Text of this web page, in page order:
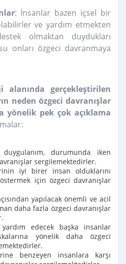
: İnsanlar bazen içsel bir
ve yardım etmekten
olmaktan duydukları
onları özgeci davranmaya
alanında gerçekleştirilen
neden özgeci davranışlar
yönelik pek çok açıklama
durumunda iken
sergilemektedirler.
iyi birer insan olduklarını
için özgeci davranışlar
yapılacak önemli ve acil
daha fazla özgeci davranışlar
edecek başka insanlar
yönelik daha özgeci
benzeyen insanlara karşı